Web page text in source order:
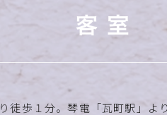
徒歩１分。琴電「瓦町駅」よ